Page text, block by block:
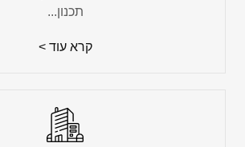
תכנון...
קרא עוד >